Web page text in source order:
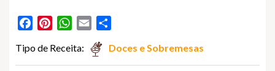
FacebookPinterestWhatsApp
Email
Tipo de Receita: Doces e Sobremesas